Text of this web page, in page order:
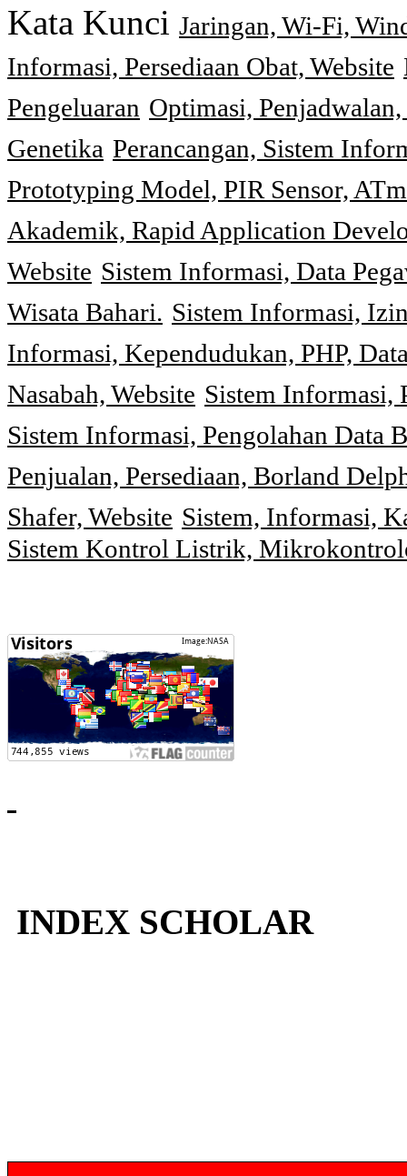
Kata Kunci Jaringan, Wi-Fi,
Informasi, Persediaan Obat, Website
Pengeluaran Optimasi,
Genetika Perancangan, Sistem
Prototyping Model, PIR Sensor,
Akademik, Rapid Application
Website Sistem Informasi, Data
Wisata Bahari. Sistem Informasi,
Informasi, Kependudukan, PHP,
Nasabah, Website Sistem Informasi,
Sistem Informasi, Pengolahan Data
Penjualan, Persediaan, Borland
Shafer, Website Sistem, Informasi,
Sistem Kontrol Listrik,
INDEX SCHOLAR